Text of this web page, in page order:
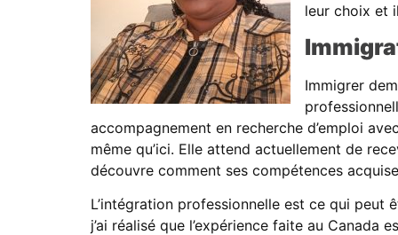
leur choix et
Immigrer
accompagnement en recherche d’emploi
même qu’ici. Elle attend actuellement de
découvre comment ses compétences
L’intégration professionnelle est ce qui peut
j’ai réalisé que l’expérience faite au Canada